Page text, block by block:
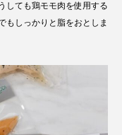
しても鶏モモ肉を使用する
もしっかりと脂をおとしま